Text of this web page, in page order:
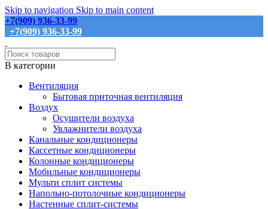
Skip to navigation Skip to main content
+7(909) 936-33-99
+7(909) 936-33-99
В категории
Вентиляция
Бытовая приточная вентиляция
Воздух
Осушители воздуха
Увлажнители воздуха
Канальные кондиционеры
Кассетные кондиционеры
Колонные кондиционеры
Мобильные кондиционеры
Мульти сплит системы
Напольно-потолочные кондиционеры
Настенные сплит-системы